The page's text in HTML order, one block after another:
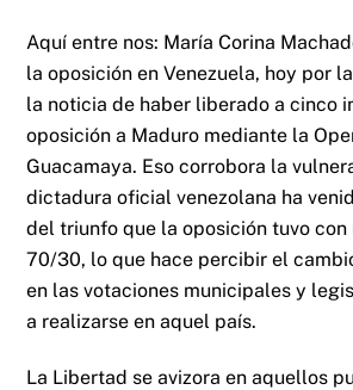
Aquí entre nos: María Corina
la oposición en Venezuela, hoy por
la noticia de haber liberado a cinco
oposición a Maduro mediante la
Guacamaya. Eso corrobora la
dictadura oficial venezolana ha
del triunfo que la oposición tuvo
70/30, lo que hace percibir el
en las votaciones municipales y
a realizarse en aquel país.
La Libertad se avizora en aquellos